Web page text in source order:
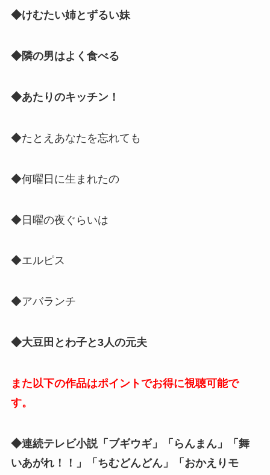
◆けむたい姉とずるい妹
◆隣の男はよく食べる
◆あたりのキッチン！
◆たとえあなたを忘れても
◆何曜日に生まれたの
◆日曜の夜ぐらいは
◆エルピス
◆アバランチ
◆大豆田とわ子と3人の元夫
また以下の作品はポイントでお得に視聴可能で
す。
◆連続テレビ小説「ブギウギ」「らんまん」「舞
いあがれ！！」「ちむどんどん」「おかえりモ